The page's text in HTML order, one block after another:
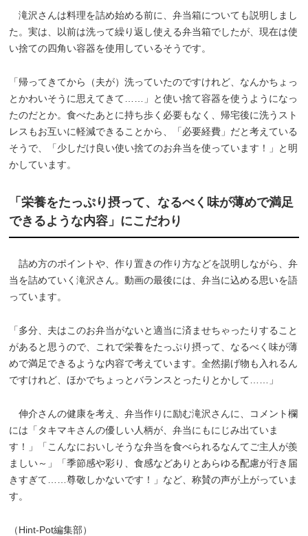
滝沢さんは料理を詰め始める前に、弁当箱についても説明しまし
た。実は、以前は洗って繰り返し使える弁当箱でしたが、現在は使
い捨ての四角い容器を使用しているそうです。
「帰ってきてから（夫が）洗っていたのですけれど、なんかちょっ
とかわいそうに思えてきて……」と使い捨て容器を使うようになっ
たのだとか。食べたあとに持ち歩く必要もなく、帰宅後に洗うスト
レスもお互いに軽減できることから、「必要経費」だと考えている
そうで、「少しだけ良い使い捨てのお弁当を使っています！」と明
かしています。
「栄養をたっぷり摂って、なるべく味が薄めで満足
できるような内容」にこだわり
詰め方のポイントや、作り置きの作り方などを説明しながら、弁
当を詰めていく滝沢さん。動画の最後には、弁当に込める思いを語
っています。
「多分、夫はこのお弁当がないと適当に済ませちゃったりすること
があると思うので、これで栄養をたっぷり摂って、なるべく味が薄
めで満足できるような内容で考えています。全然揚げ物も入れるん
ですけれど、ほかでちょっとバランスとったりとかして……」
伸介さんの健康を考え、弁当作りに励む滝沢さんに、コメント欄
には「タキマキさんの優しい人柄が、弁当にもにじみ出ていま
す！」「こんなにおいしそうな弁当を食べられるなんてご主人が羨
ましい～」「季節感や彩り、食感などありとあらゆる配慮が行き届
きすぎて……尊敬しかないです！」など、称賛の声が上がっていま
す。
（Hint-Pot編集部）